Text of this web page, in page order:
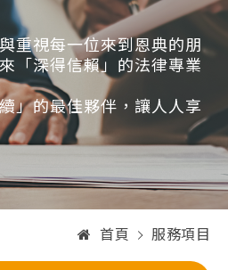
重視每一位來到恩典的朋
「深得信賴」的法律專業
」的最佳夥伴，讓人人享
首頁 服務項目